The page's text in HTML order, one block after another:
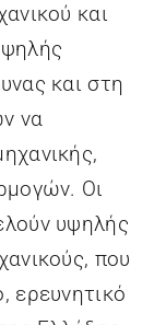
και
και στη
να
Οι
υψηλής
που
ερευνητικό